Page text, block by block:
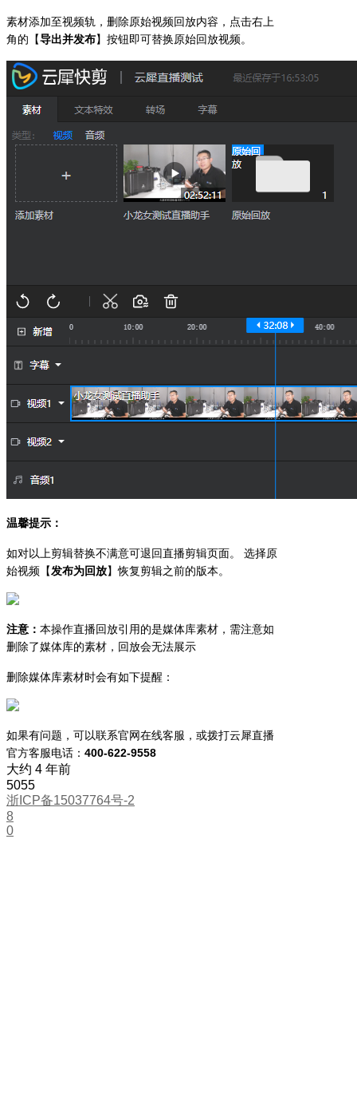
素材添加至视频轨，删除原始视频回放内容，点击右上
角的【导出并发布】按钮即可替换原始回放视频。
温馨提示：
如对以上剪辑替换不满意可退回直播剪辑页面。 选择原
始视频【发布为回放】恢复剪辑之前的版本。
注意： 本操作直播回放引用的是媒体库素材，需注意如
删除了媒体库的素材，回放会无法展示
删除媒体库素材时会有如下提醒：
如果有问题，可以联系官网在线客服，或拨打云犀直播
官方客服电话： 400-622-9558
大约 4 年前
5055
浙ICP备15037764号-2
8
0